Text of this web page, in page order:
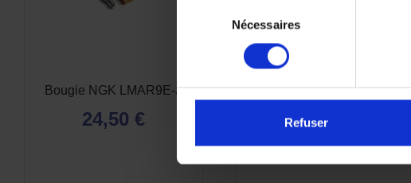
consentement
Nécessaires
Refuser
Bougie NGK LMAR9E-J
24,50 €
Kit Entretien Moteur Yamaha
XSR 900 de 2016 à 2021
119,90 €